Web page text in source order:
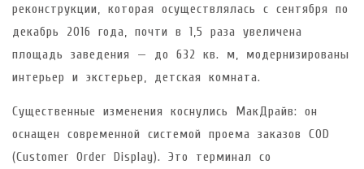
реконструкции, которая осуществлялась с сентября по
декабрь 2016 года, почти в 1,5 раза увеличена
площадь заведения — до 632 кв. м, модернизированы
интерьер и экстерьер, детская комната.
Существенные изменения коснулись МакДрайв: он
оснащен современной системой проема заказов COD
(Customer Order Display). Это терминал со